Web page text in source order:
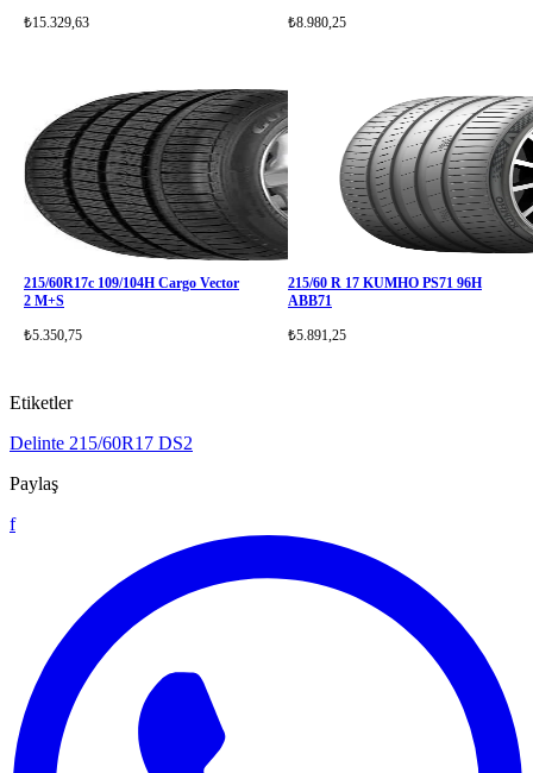
₺15.329,63 ₺8.980,25
215/60R17c 109/104H Cargo Vector
2 M+S
₺5.350,75
215/60 R 17 KUMHO PS71 96H
ABB71
₺5.891,25
Etiketler
Delinte 215/60R17 DS2
Paylaş
f